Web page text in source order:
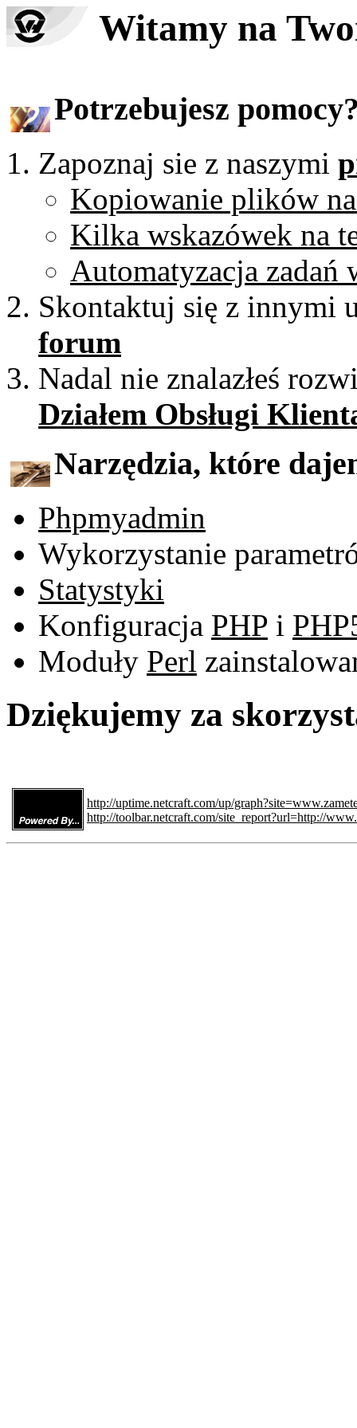
Witamy na
Potrzebujesz
Zapoznaj sie z naszymi
Kopiowanie plików
Kilka wskazówek na
Automatyzacja zadań
Skontaktuj się z innymi
forum
Nadal nie znalazłeś
Działem Obsługi
Narzędzia, które
Phpmyadmin
Wykorzystanie
Statystyki
Konfiguracja PHP i
Moduły Perl
Dziękujemy za
http://uptime.netcraft.com/up/
http://toolbar.netcraft.com/site_report?url=http://